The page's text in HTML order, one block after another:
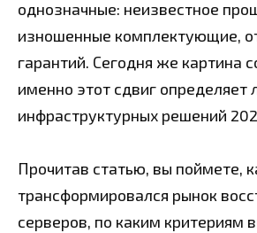
однозначные: неизвестное
изношенные комплектующие,
гарантий. Сегодня же картина
именно этот сдвиг определяет
инфраструктурных решений
Прочитав статью, вы поймете,
трансформировался рынок
серверов, по каким критериям